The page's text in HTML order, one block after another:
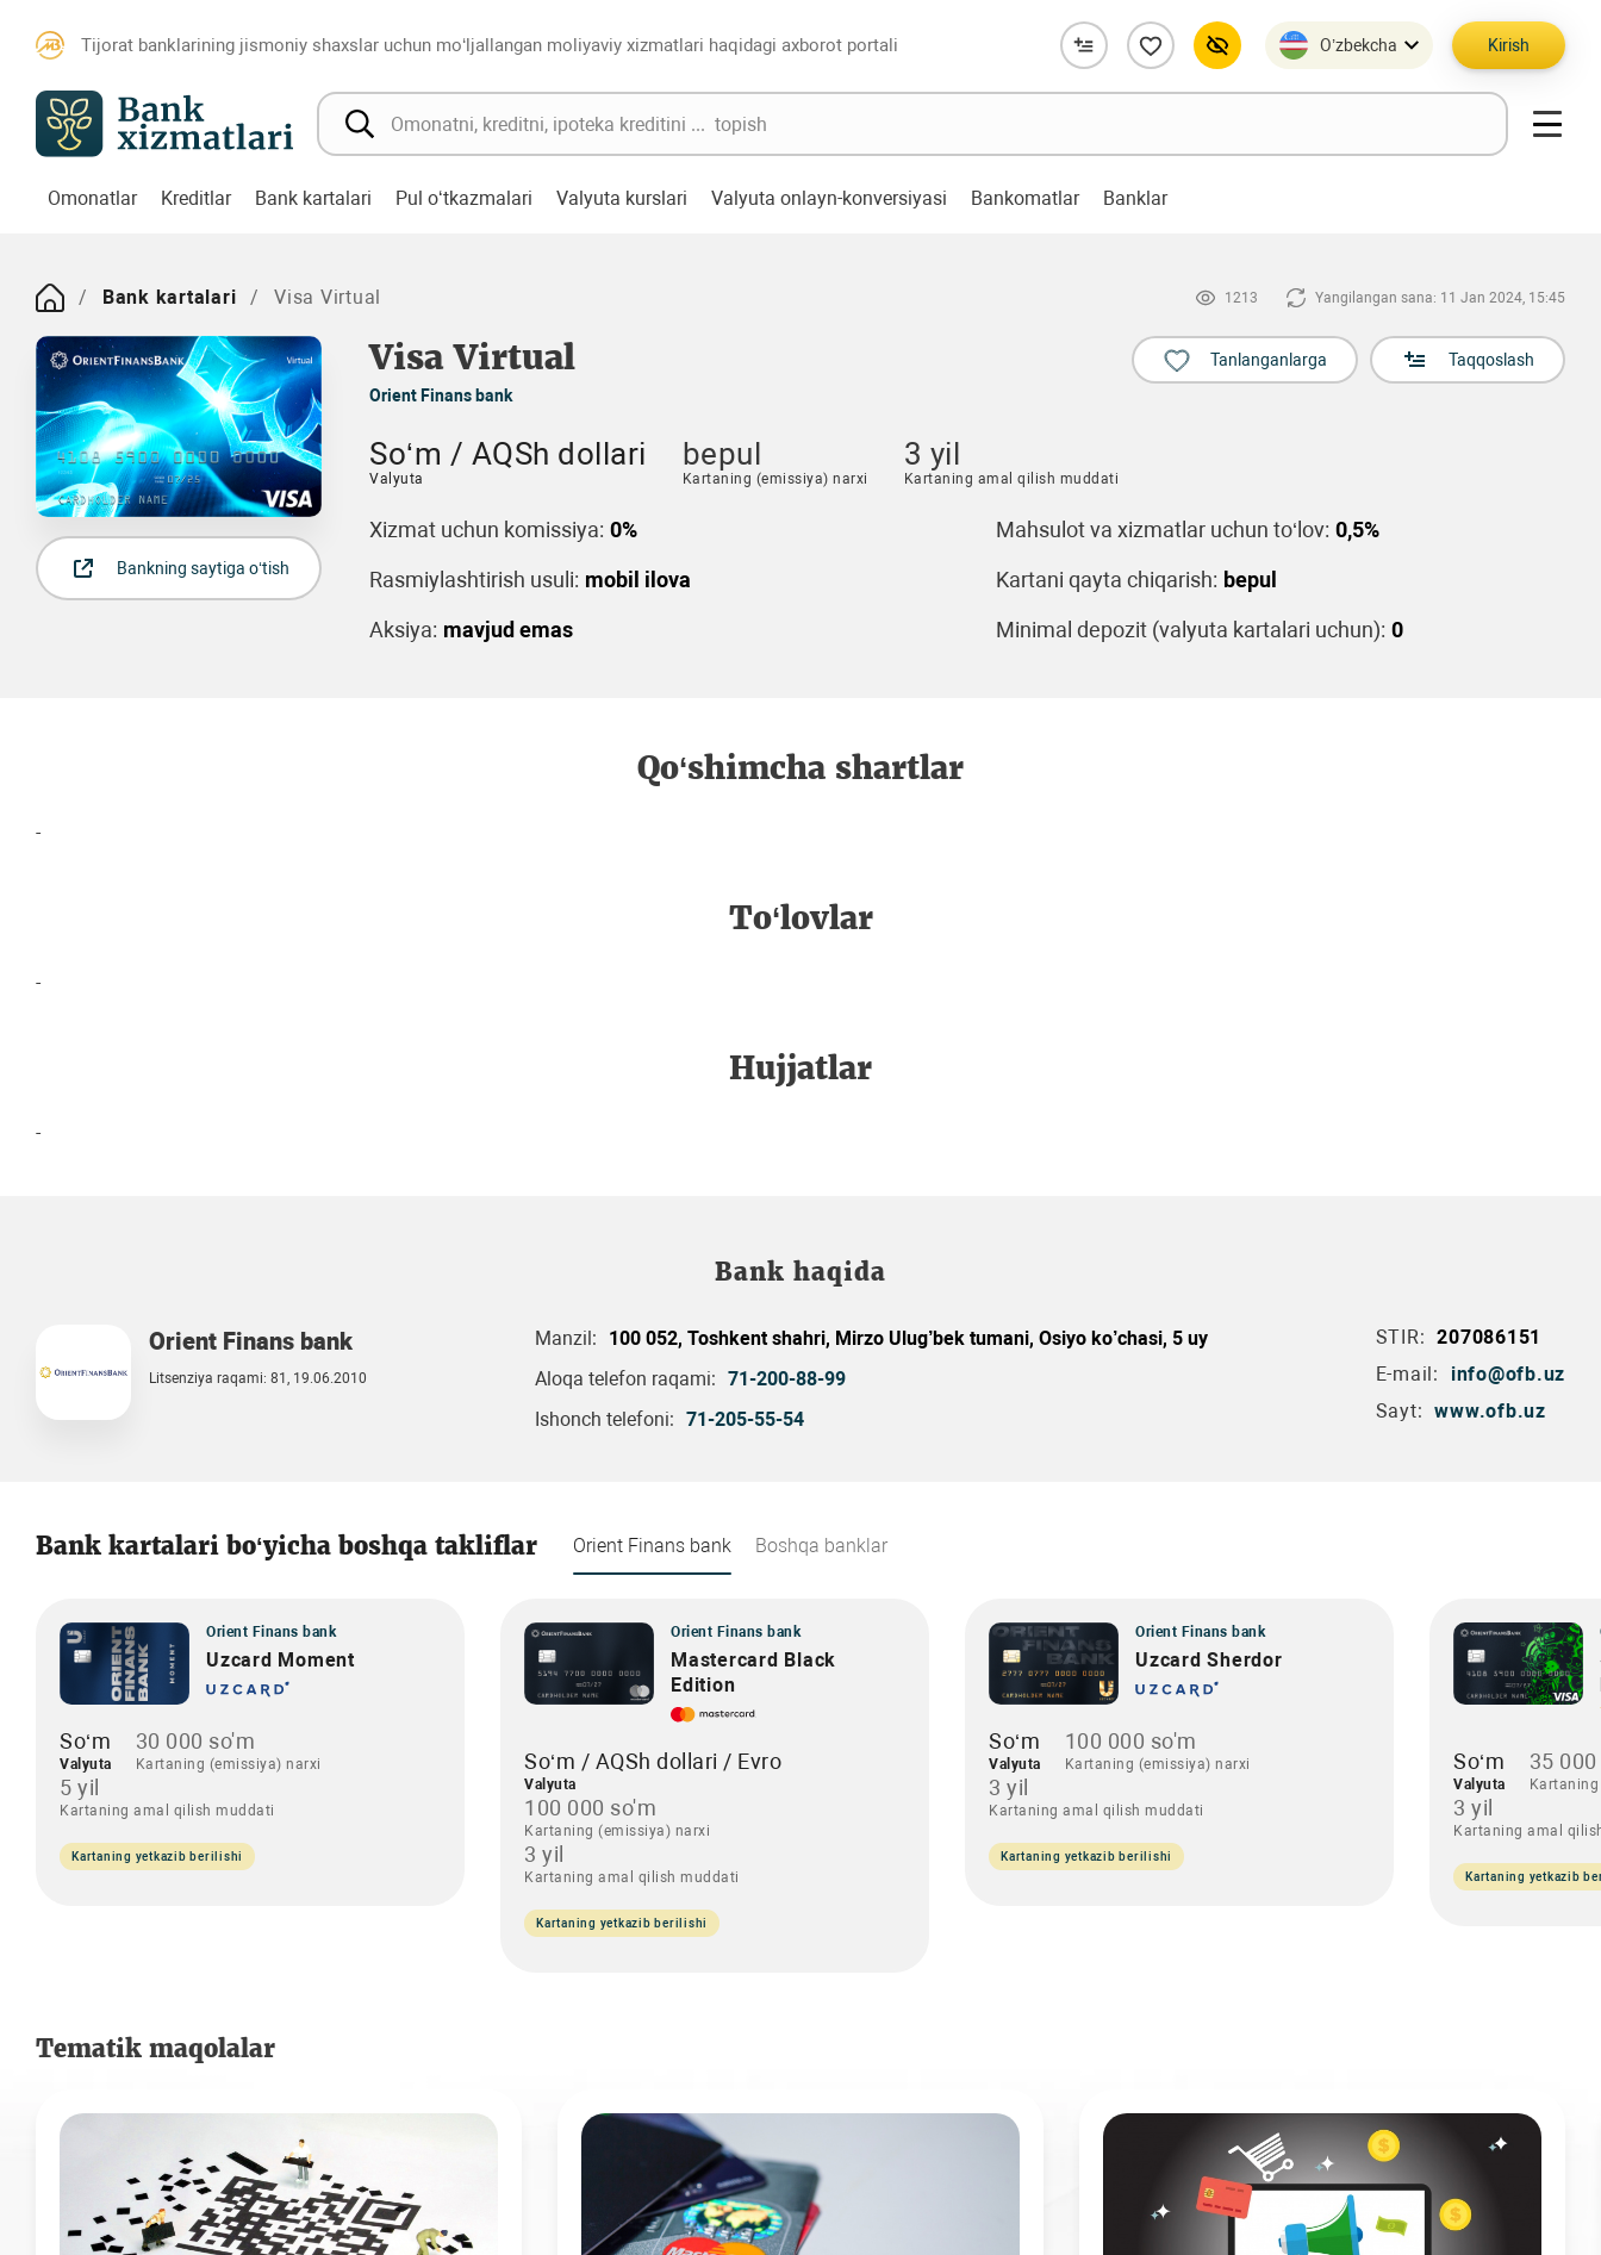
Tijorat banklarining jismoniy shaxslar uchun mo‘ljallangan moliyaviy xizmatlari haqidagi axborot portali O’zbekcha Kirish
Omonatlar Kreditlar Bank kartalari Pul o‘tkazmalari Valyuta kurslari Valyuta onlayn-konversiyasi Bankomatlar Banklar
Bank kartalari Visa Virtual 1213 Yangilangan sana: 11 Jan 2024, 15:45
Visa Virtual
Orient Finans bank
Tanlanganlarga Taqqoslash
Bankning saytiga o‘tish
So‘m / AQSh dollari
Valyuta
bepul
Kartaning (emissiya) narxi
3 yil
Kartaning amal qilish muddati
Xizmat uchun komissiya: 0% Mahsulot va xizmatlar uchun to‘lov: 0,5%
Rasmiylashtirish usuli: mobil ilova Kartani qayta chiqarish: bepul
Aksiya: mavjud emas Minimal depozit (valyuta kartalari uchun): 0
Qo‘shimcha shartlar
-
To‘lovlar
-
Hujjatlar
-
Bank haqida
Orient Finans bank
Litsenziya raqami: 81, 19.06.2010
Manzil:
100 052, Toshkent shahri, Mirzo Ulug’bek tumani, Osiyo ko’chasi, 5 uy
Aloqa telefon raqami: 71-200-88-99
Ishonch telefoni: 71-205-55-54
STIR: 207086151
E-mail:
info@ofb.uz
Sayt: www.ofb.uz
Bank kartalari bo‘yicha boshqa takliflar Orient Finans bank Boshqa banklar
Orient Finans bank
Uzcard Moment
So‘m
Valyuta
30 000 so'm
Kartaning (emissiya) narxi
5 yil
Kartaning amal qilish muddati
Kartaning yetkazib berilishi
Orient Finans bank
Mastercard Black
Edition
So‘m / AQSh dollari / Evro
Valyuta
100 000 so'm
Kartaning (emissiya) narxi
3 yil
Kartaning amal qilish muddati
Kartaning yetkazib berilishi
Orient Finans bank
Uzcard Sherdor
So‘m
Valyuta
100 000 so'm
Kartaning (emissiya) narxi
3 yil
Kartaning amal qilish muddati
Kartaning yetkazib berilishi
So‘m
Valyuta
35
3 yil
Kartaning amal
Kartaning yetkazib
Tematik maqolalar